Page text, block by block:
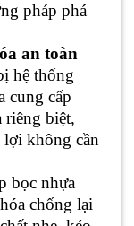
pháp phá
an toàn
hệ thống
cung cấp
riêng biệt,
lợi không cần
bọc nhựa
chống lại